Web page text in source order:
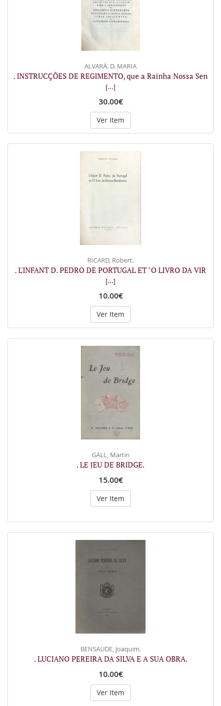
ALVARÁ. D. MARIA
. INSTRUCÇÕES DE REGIMENTO, que a Rainha Nossa Sen
[...]
30.00€
Ver Item
RICARD, Robert.
. L'INFANT D. PEDRO DE PORTUGAL ET "O LIVRO DA VIR
[...]
10.00€
Ver Item
GALL, Martin
. LE JEU DE BRIDGE.
15.00€
Ver Item
BENSAUDE, Joaquim.
. LUCIANO PEREIRA DA SILVA E A SUA OBRA.
10.00€
Ver Item